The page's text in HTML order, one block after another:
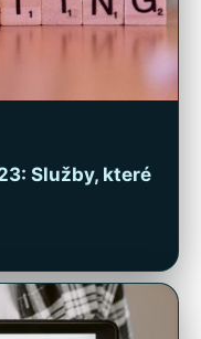
Služby, které